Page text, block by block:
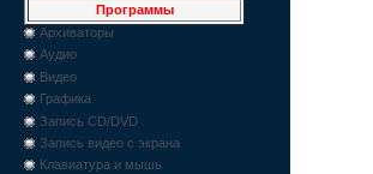
Программы
Архиваторы
Аудио
Видео
Графика
Запись CD/DVD
Запись видео с экрана
Клавиатура и мышь